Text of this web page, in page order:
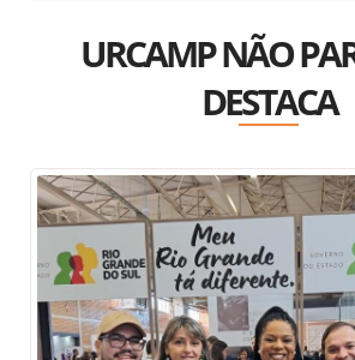
URCAMP NÃO
DESTACA